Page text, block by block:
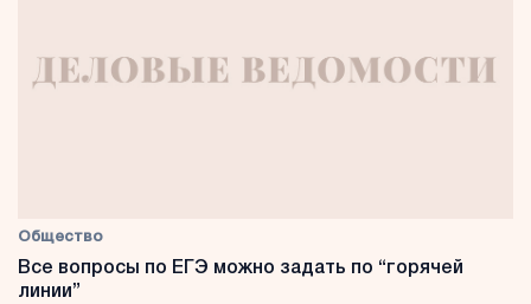
Общество
Все вопросы по ЕГЭ можно задать по “горячей
линии”